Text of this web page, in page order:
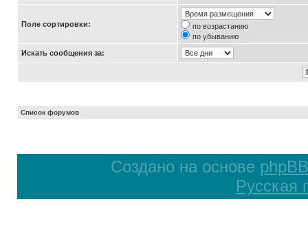
Поле сортировки:
по возрастанию
по убыванию
Искать сообщения за:
Список форумов
Создано на основе phpBB
Русская